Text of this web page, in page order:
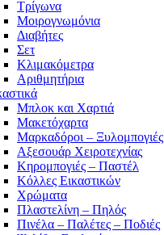
Τρίγωνα
Mοιρογνωμόνια
Διαβήτες
Σετ
Κλιμακόμετρα
Αριθμητήρια
Μπλοκ και Χαρτιά
Μακετόχαρτα
Μαρκαδόροι – Ξυλομπογιές
Αξεσουάρ Χειροτεχνίας
Κηρομπογιές – Παστέλ
Κόλλες Εικαστικών
Χρώματα
Πλαστελίνη – Πηλός
Πινέλα – Παλέτες – Ποδιές